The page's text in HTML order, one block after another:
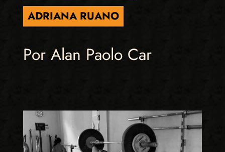
ADRIANA RUANO
Por Alan Paolo Car